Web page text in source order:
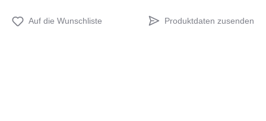
Produktdaten zusenden
Auf die Wunschliste